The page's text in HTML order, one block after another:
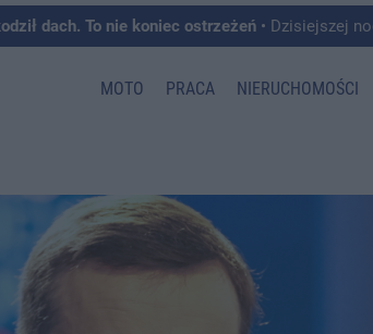
dach. To nie koniec ostrzeżeń • Dzisiejszej nocy przez nasz region
MOTO PRACA NIERUCHOMOŚCI